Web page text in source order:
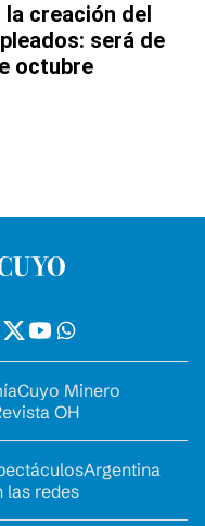
creación del
será de
octubre
Cuyo Minero
OH
Argentina
las redes